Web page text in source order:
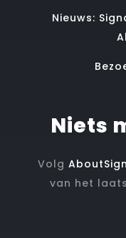
Nieuws:
Niets
Volg
van het